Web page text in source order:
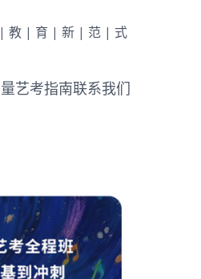
|育|新|范|式
艺考指南联系我们